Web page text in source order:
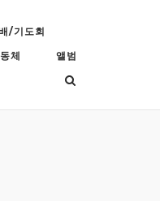
/기도회
체 앨범